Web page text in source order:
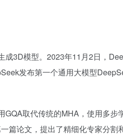
成3D模型。2023年11月2日，
发布第一个通用大模型
取代传统的MHA，使用多步
篇论文，提出了精细化专家分割